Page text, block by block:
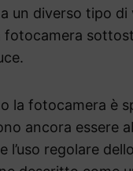
un diverso tipo di
fotocamera
la fotocamera è
ancora essere
l’uso regolare